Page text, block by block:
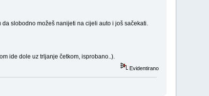
slobodno možeš nanijeti na cijeli auto i još sačekati.
ide dole uz trljanje četkom, isprobano..).
Evidentirano